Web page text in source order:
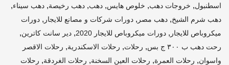
اسطنبول, خروجات دهب, خلوص هايس, دهب, دهب رخيصة, دهب سيناء,
دهب شرم الشيخ, دهب مصر , دورات شركات و مصانع للايجار , دورات
ميكروباص للايجار , دورات ميكروباص للايجار 2020 , دير سانت كاترين,
رحت دهب ب ٣٠٠ ج بس , رحلات, رحلات الاسكندرية, رحلات الاقصر
واسوان, رحلات العمرة, رحلات العين السخنة, رحلات الغردقة, رحلات